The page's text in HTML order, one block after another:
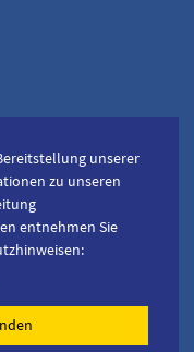
unserer
zu unseren
entnehmen Sie
und Messsysteme